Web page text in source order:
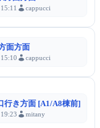
cappucci
面方面
cappucci
行き方面 [A1/A8棟前]
mitany